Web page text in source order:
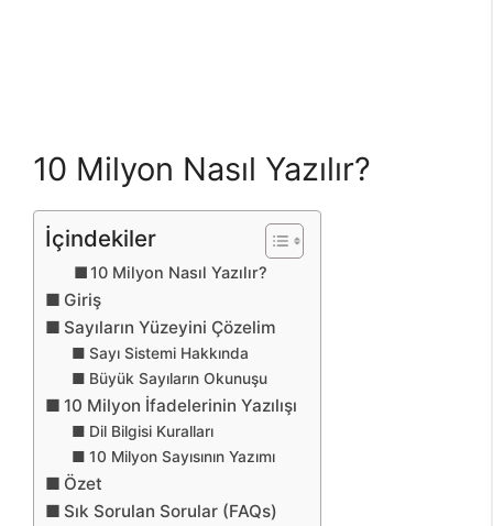
10 Milyon Nasıl Yazılır?
İçindekiler
10 Milyon Nasıl Yazılır?
Giriş
Sayıların Yüzeyini Çözelim
Sayı Sistemi Hakkında
Büyük Sayıların Okunuşu
10 Milyon İfadelerinin Yazılışı
Dil Bilgisi Kuralları
10 Milyon Sayısının Yazımı
Özet
Sık Sorulan Sorular (FAQs)